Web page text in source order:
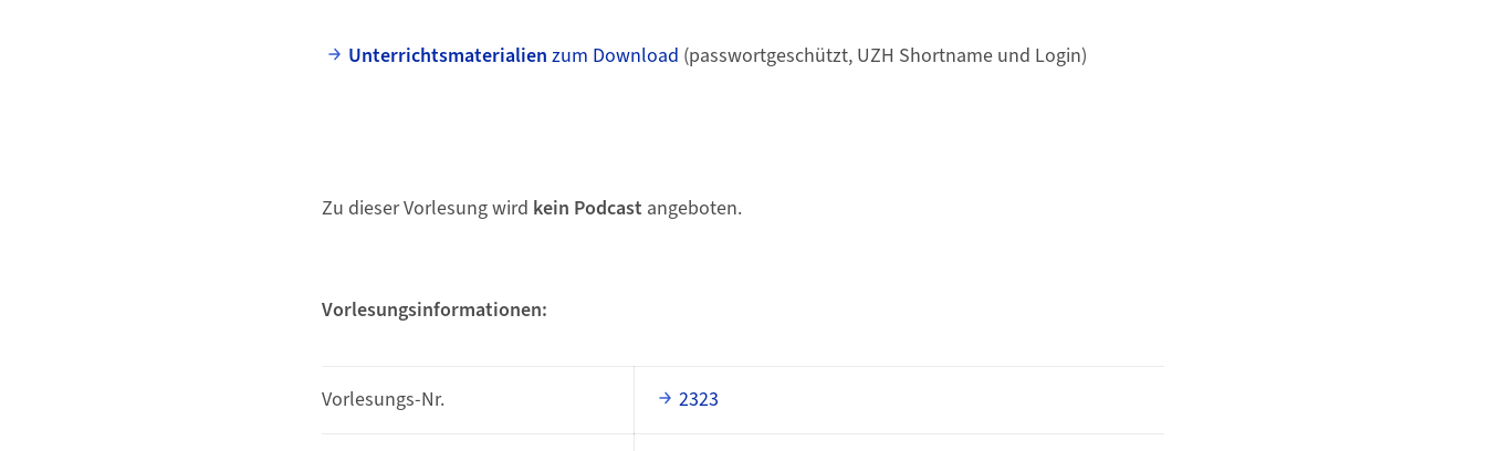
Unterrichtsmaterialien zum Download (passwortgeschützt, UZH Shortname und Login)
Zu dieser Vorlesung wird kein Podcast angeboten.
Vorlesungsinformationen:
Vorlesungs-Nr. 2323